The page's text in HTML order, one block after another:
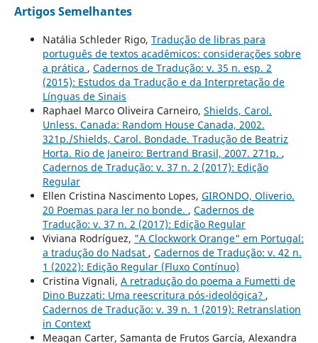
Artigos Semelhantes
Natália Schleder Rigo, Tradução de libras para
português de textos acadêmicos: considerações sobre
a prática , Cadernos de Tradução: v. 35 n. esp. 2
(2015): Estudos da Tradução e da Interpretação de
Línguas de Sinais
Raphael Marco Oliveira Carneiro, Shields, Carol.
Unless. Canada: Random House Canada, 2002.
321p./Shields, Carol. Bondade. Tradução de Beatriz
Horta. Rio de Janeiro: Bertrand Brasil, 2007. 271p. ,
Cadernos de Tradução: v. 37 n. 2 (2017): Edição
Regular
Ellen Cristina Nascimento Lopes, GIRONDO, Oliverio.
20 Poemas para ler no bonde. , Cadernos de
Tradução: v. 37 n. 2 (2017): Edição Regular
Viviana Rodríguez, "A Clockwork Orange" em Portugal:
a tradução do Nadsat , Cadernos de Tradução: v. 42 n.
1 (2022): Edição Regular (Fluxo Contínuo)
Cristina Vignali, A retradução do poema a Fumetti de
Dino Buzzati: Uma reescritura pós-ideológica? ,
Cadernos de Tradução: v. 39 n. 1 (2019): Retranslation
in Context
Meagan Carter, Samanta de Frutos García, Alexandra